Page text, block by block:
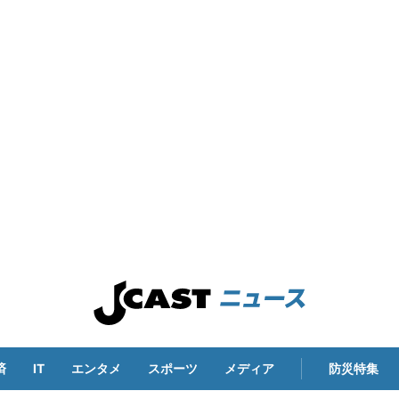
IT エンタメ スポーツ メディア 防災特集